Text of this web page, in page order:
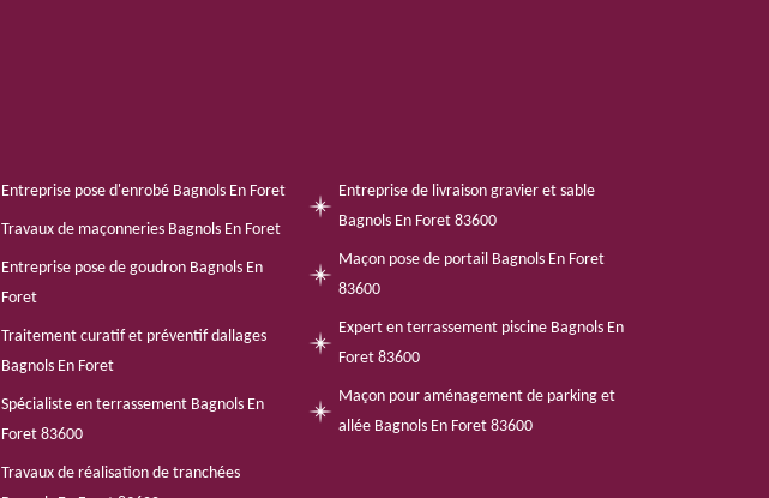
Entreprise pose d'enrobé Bagnols En Foret
Travaux de maçonneries Bagnols En Foret
Entreprise pose de goudron Bagnols En
Foret
Traitement curatif et préventif dallages
Bagnols En Foret
Spécialiste en terrassement Bagnols En
Foret 83600
Travaux de réalisation de tranchées
Entreprise de livraison gravier et sable
Bagnols En Foret 83600
Maçon pose de portail Bagnols En Foret
83600
Expert en terrassement piscine Bagnols En
Foret 83600
Maçon pour aménagement de parking et
allée Bagnols En Foret 83600